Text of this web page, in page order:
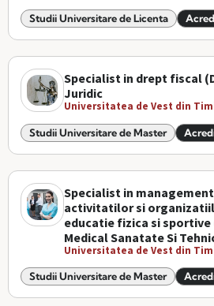
Studii Universitare de Licenta
Specialist in drept fiscal
Juridic
Universitatea de Vest din
Studii Universitare de Master
Specialist in
activitatilor si
educatie fizica si sportive
Medical Sanatate Si
Universitatea de Vest din
Studii Universitare de Master